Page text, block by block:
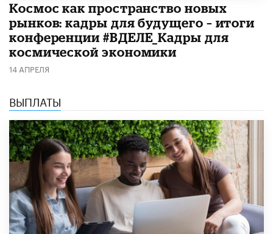
Космос как пространство новых
рынков: кадры для будущего – итоги
конференции #ВДЕЛЕ_Кадры для
космической экономики
14 АПРЕЛЯ
ВЫПЛАТЫ